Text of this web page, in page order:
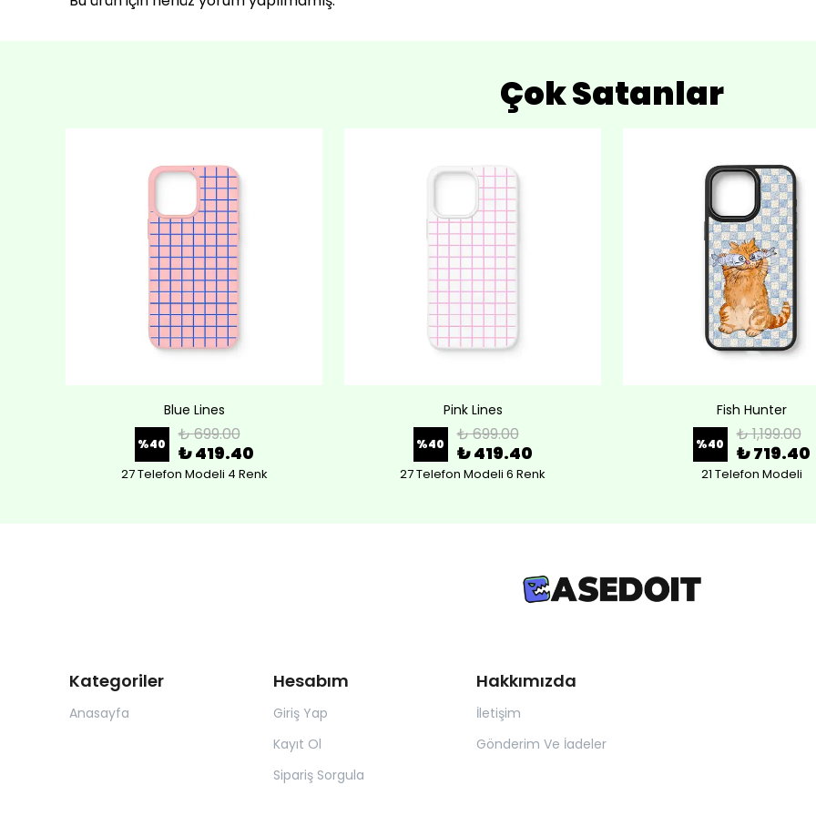
Çok Satanlar
Blue Lines
%40 ₺ 699.00
₺ 419.40
27 Telefon Modeli 4 Renk
Pink Lines
%40 ₺ 699.00
₺ 419.40
27 Telefon Modeli 6 Renk
Fish Hunter
%40 ₺ 1,199.00
₺ 719.40
21 Telefon Modeli
Kategoriler
Anasayfa
Hesabım
Giriş Yap
Kayıt Ol
Sipariş Sorgula
Hakkımızda
İletişim
Gönderim Ve İadeler